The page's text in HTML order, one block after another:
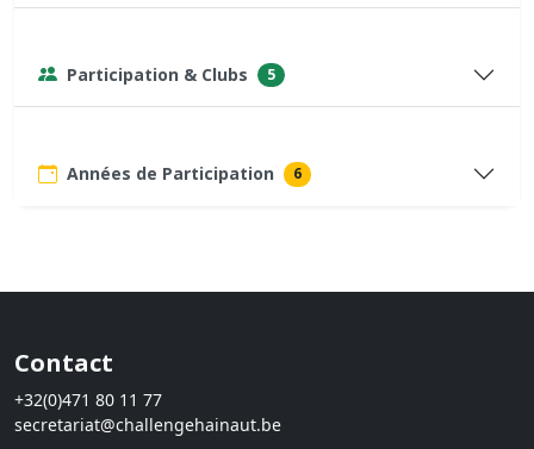
Participation & Clubs 5
Années de Participation 6
Contact
+32(0)471 80 11 77
secretariat@challengehainaut.be